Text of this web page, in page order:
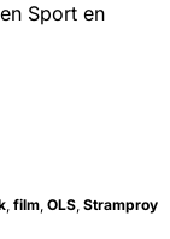
Sport en
, film, OLS, Stramproy